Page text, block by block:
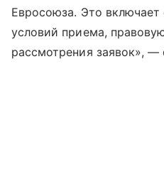
Евросоюза. Это включает
условий приема,
рассмотрения заявок», —